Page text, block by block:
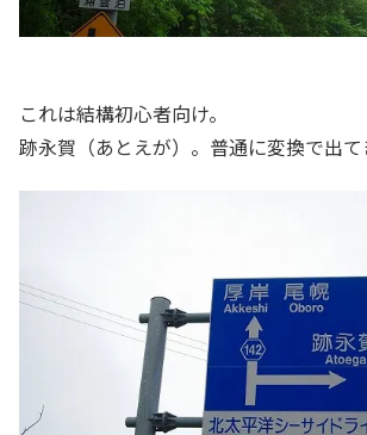
これは結構初心者向け。
跡永賀（あとえが）。普通に変換で出て